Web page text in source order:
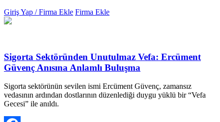
Giriş Yap / Firma Ekle Firma Ekle
Sigorta Sektöründen Unutulmaz Vefa: Ercüment
Güvenç Anısına Anlamlı Buluşma
Sigorta sektörünün sevilen ismi Ercüment Güvenç, zamansız
vedasının ardından dostlarının düzenlediği duygu yüklü bir “Vefa
Gecesi” ile anıldı.